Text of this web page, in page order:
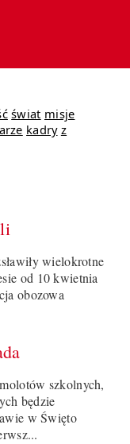
świat misje
kadry z
wielokrotne
od 10 kwietnia
obozowa
szkolnych,
będzie
w Święto